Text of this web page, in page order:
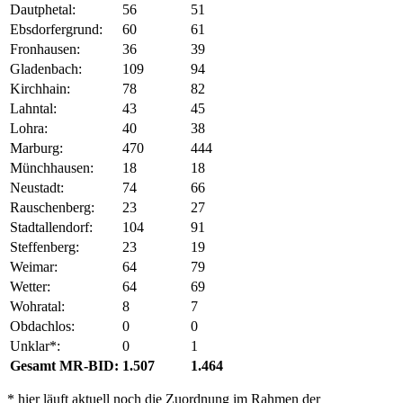
Dautphetal:
56
51
Ebsdorfergrund:
60
61
Fronhausen:
36
39
Gladenbach:
109
94
Kirchhain:
78
82
Lahntal:
43
45
Lohra:
40
38
Marburg:
470
444
Münchhausen:
18
18
Neustadt:
74
66
Rauschenberg:
23
27
Stadtallendorf:
104
91
Steffenberg:
23
19
Weimar:
64
79
Wetter:
64
69
Wohratal:
8
7
Obdachlos:
0
0
Unklar*:
0
1
Gesamt MR-BID: 1.507 1.464
* hier läuft aktuell noch die Zuordnung im Rahmen der